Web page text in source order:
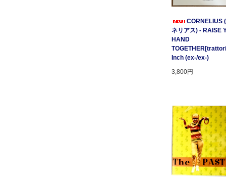
CORNELIUS
ネリアス) - RAISE
HAND
Inch (ex-/ex-)
3,800円